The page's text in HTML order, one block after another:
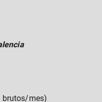
brutos/mes)